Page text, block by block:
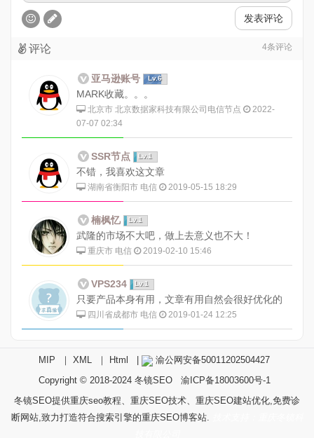
发表评论
评论 4条评论
亚马逊账号 Lv.6
MARK收藏。。。
北京市 北京数据家科技有限公司电信节点
2022-
07-07 02:34
SSR节点 Lv.1
不错，我喜欢这文章
湖南省衡阳市 电信 2019-05-15 18:29
楠枫忆 Lv.1
武隆的市场不大吧，做上去意义也不大！
重庆市 电信 2019-02-10 15:46
VPS234 Lv.1
只要产品本身有用，文章有用自然会很好优化的
四川省成都市 电信 2019-01-24 12:25
MIP ｜ XML ｜ Html
渝公网安备50011202504427
Copyright © 2018-2024 冬镜SEO
渝ICP备18003600号-1
冬镜SEO提供重庆seo教程、重庆SEO技术、重庆SEO建站优化,免费诊
断网站,致力打造符合搜索引擎的重庆SEO博客站.